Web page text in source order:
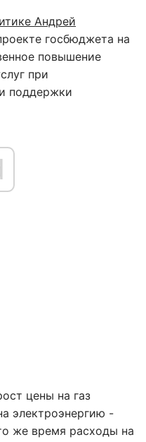
Андрей
госбюджета на
повышение
при
поддержки
цены на газ
электроэнергию -
же время расходы на